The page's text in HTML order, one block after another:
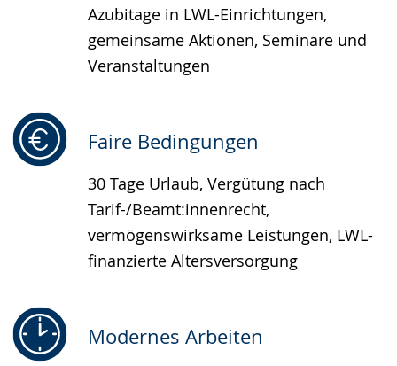
Azubitage in LWL-Einrichtungen,
gemeinsame Aktionen, Seminare und
Veranstaltungen
Faire Bedingungen
30 Tage Urlaub, Vergütung nach
Tarif-/Beamt:innenrecht,
vermögenswirksame Leistungen, LWL-
finanzierte Altersversorgung
Modernes Arbeiten